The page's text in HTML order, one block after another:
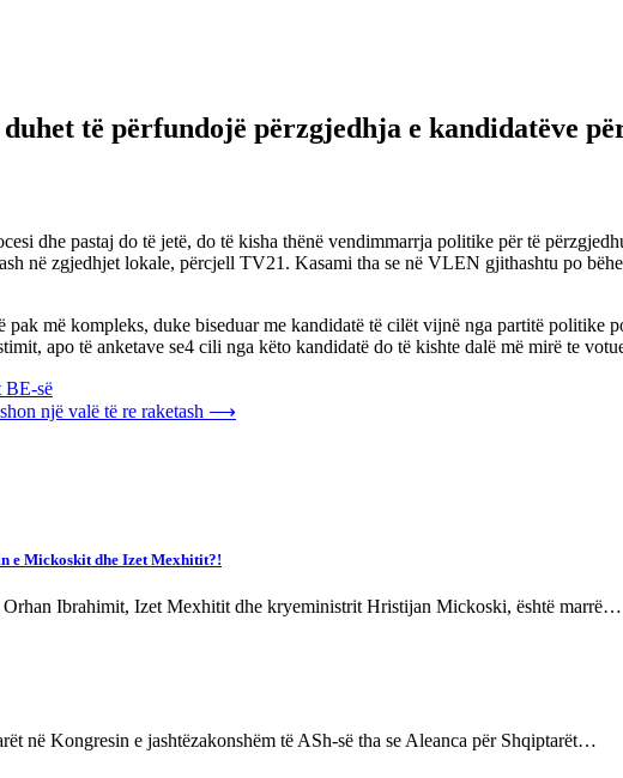
të përfundojë përzgjedhja e kandidatëve
dhe pastaj do të jetë, do të kisha thënë vendimmarrja politike për të
në zgjedhjet lokale, përcjell TV21. Kasami tha se në VLEN gjithashtu po
pak më kompleks, duke biseduar me kandidatë të cilët vijnë nga partitë politike
apo të anketave se4 cili nga këto kandidatë do të kishte dalë më mirë te
BE-së
një valë të re raketash ⟶
e Mickoskit dhe Izet Mexhitit?!
Orhan Ibrahimit, Izet Mexhitit dhe kryeministrit Hristijan Mickoski, është marrë…
në Kongresin e jashtëzakonshëm të ASh-së tha se Aleanca për Shqiptarët…